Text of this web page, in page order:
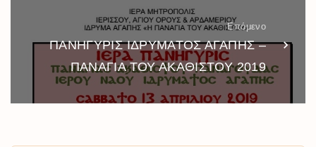
Επόμενο
ΠΑΝΗΓΥΡΙΣ ΙΔΡΥΜΑΤΟΣ ΑΓΑΠΗΣ –
ΠΑΝΑΓΙΑ ΤΟΥ ΑΚΑΘΙΣΤΟΥ 2019